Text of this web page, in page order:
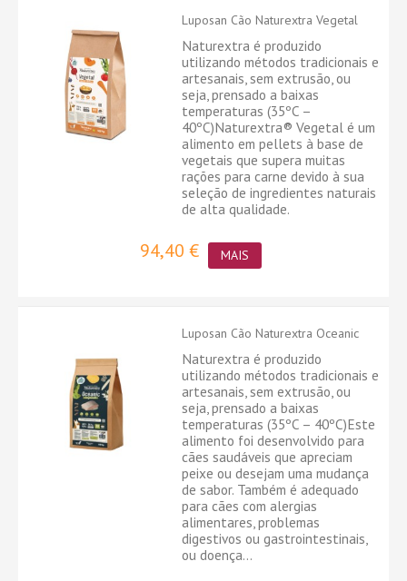
Luposan Cão Naturextra Vegetal
Naturextra é produzido
utilizando métodos tradicionais e
artesanais, sem extrusão, ou
seja, prensado a baixas
temperaturas (35ºC –
40ºC)Naturextra® Vegetal é um
alimento em pellets à base de
vegetais que supera muitas
rações para carne devido à sua
seleção de ingredientes naturais
de alta qualidade.
94,40 € MAIS
Luposan Cão Naturextra Oceanic
Naturextra é produzido
utilizando métodos tradicionais e
artesanais, sem extrusão, ou
seja, prensado a baixas
temperaturas (35ºC – 40ºC)Este
alimento foi desenvolvido para
cães saudáveis ​​que apreciam
peixe ou desejam uma mudança
de sabor. Também é adequado
para cães com alergias
alimentares, problemas
digestivos ou gastrointestinais,
ou doença...